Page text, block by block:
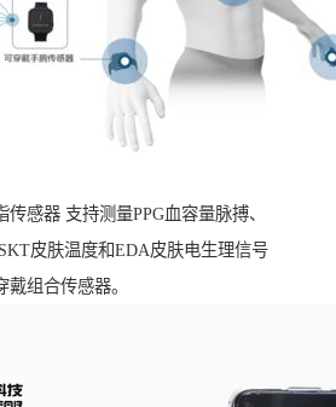
感器 支持测量PPG血容量脉搏、
皮肤温度和EDA皮肤电生理信号
组合传感器。